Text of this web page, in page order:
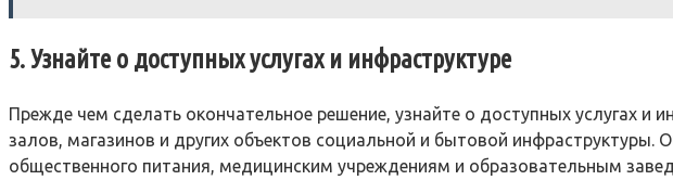
5. Узнайте о доступных услугах и инфраструктуре
Прежде чем сделать окончательное решение, узнайте о доступных услугах и
залов, магазинов и других объектов социальной и бытовой инфраструктуры.
общественного питания, медицинским учреждениям и образовательным